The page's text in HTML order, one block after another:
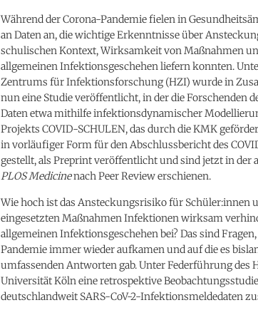
Während der Corona-Pandemie fielen in
an Daten an, die wichtige Erkenntnisse über
schulischen Kontext, Wirksamkeit von Maßnahmen
allgemeinen Infektionsgeschehen liefern konnten.
Zentrums für Infektionsforschung (HZI) wurde in
nun eine Studie veröffentlicht, in der die Forschenden
Daten etwa mithilfe infektionsdynamischer
Projekts COVID-SCHULEN, das durch die KMK
in vorläufiger Form für den Abschlussbericht des
gestellt, als Preprint veröffentlicht und sind jetzt in der
PLOS Medicinenach Peer Review erschienen.
Wie hoch ist das Ansteckungsrisiko für Schüler:innen
eingesetzten Maßnahmen Infektionen wirksam
allgemeinen Infektionsgeschehen bei? Das sind
Pandemie immer wieder aufkamen und auf die es
umfassenden Antworten gab. Unter Federführung
Universität Köln eine retrospektive
deutschlandweit SARS-CoV-2-Infektionsmeldedaten